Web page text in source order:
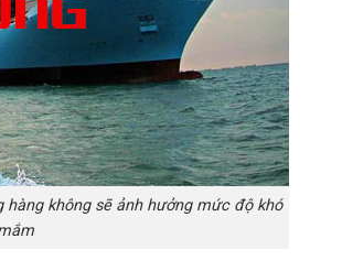
không sẽ ảnh hưởng mức độ khó